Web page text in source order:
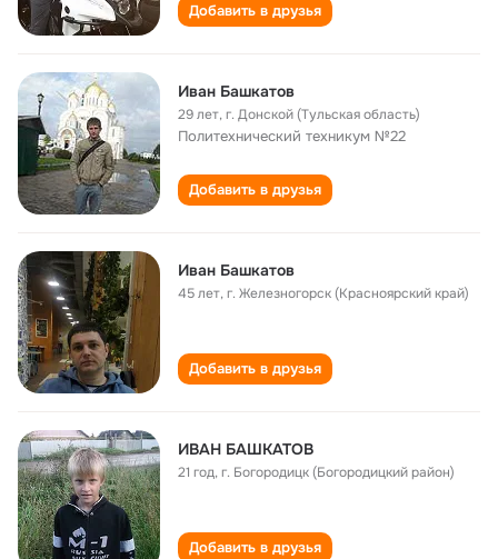
Добавить в друзья
Иван Башкатов
29 лет,г. Донской (Тульская область)
Политехнический техникум №22
Добавить в друзья
Иван Башкатов
45 лет,г. Железногорск (Красноярский край)
Добавить в друзья
ИВАН БАШКАТОВ
21 год,г. Богородицк (Богородицкий район)
Добавить в друзья